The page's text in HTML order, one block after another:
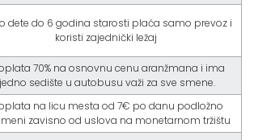
dete do 6 godina starosti plaća samo prevoz i
koristi zajednički ležaj
70% na osnovnu cenu aranžmana i ima
jedno sedište u autobusu važi za sve smene.
na licu mesta od 7€ po danu podložno
zavisno od uslova na monetarnom tržištu